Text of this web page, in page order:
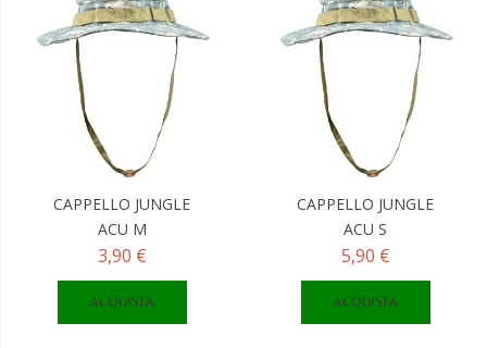
CAPPELLO JUNGLE
ACU M
3,90 €
ACQUISTA
CAPPELLO JUNGLE
ACU S
5,90 €
ACQUISTA